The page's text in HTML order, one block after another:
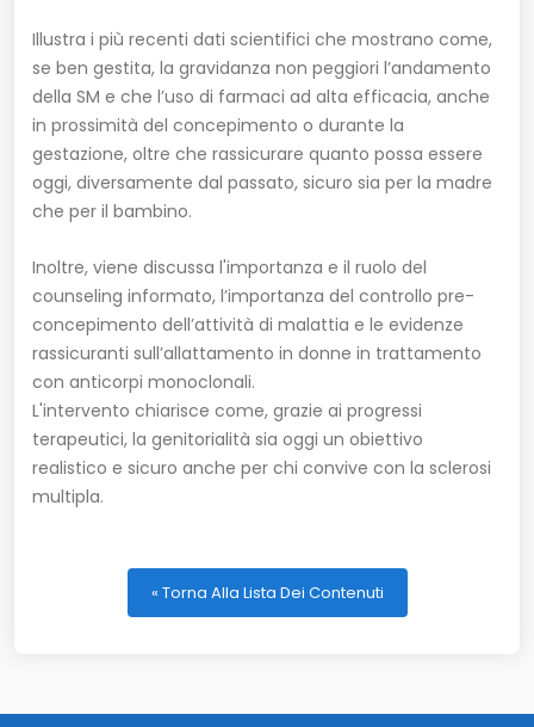
Illustra i più recenti dati scientifici che mostrano come,
se ben gestita, la gravidanza non peggiori l’andamento
della SM e che l’uso di farmaci ad alta efficacia, anche
in prossimità del concepimento o durante la
gestazione, oltre che rassicurare quanto possa essere
oggi, diversamente dal passato, sicuro sia per la madre
che per il bambino.
Inoltre, viene discussa l'importanza e il ruolo del
counseling informato, l’importanza del controllo pre-
concepimento dell’attività di malattia e le evidenze
rassicuranti sull’allattamento in donne in trattamento
con anticorpi monoclonali.
L'intervento chiarisce come, grazie ai progressi
terapeutici, la genitorialità sia oggi un obiettivo
realistico e sicuro anche per chi convive con la sclerosi
multipla.
« Torna Alla Lista Dei Contenuti